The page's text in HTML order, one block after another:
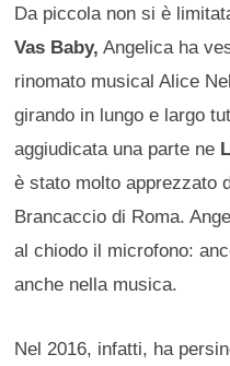
Da piccola non si è
Vas Baby, Angelica ha
rinomato musical Alice
girando in lungo e largo
aggiudicata una parte ne
è stato molto apprezzato
Brancaccio di Roma.
al chiodo il microfono:
anche nella musica.
Nel 2016, infatti, ha